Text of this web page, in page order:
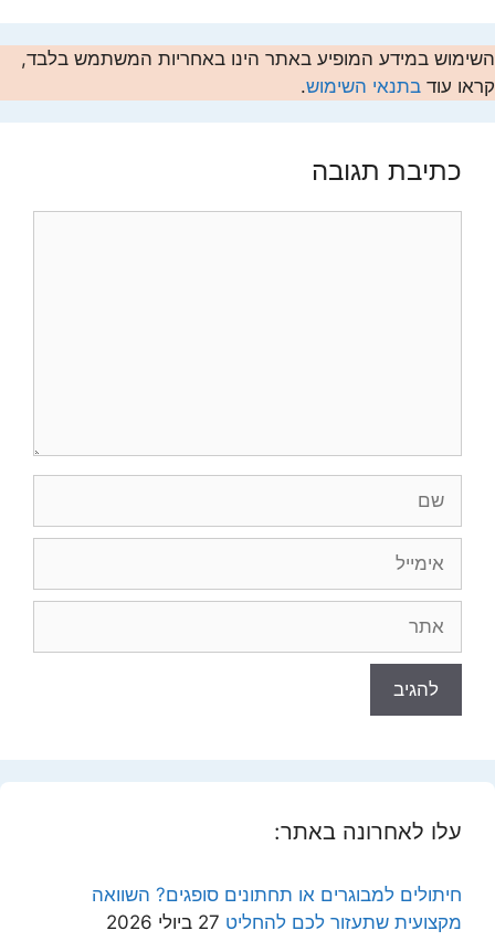
השימוש במידע המופיע באתר הינו באחריות המשתמש בלבד,
קראו עוד בתנאי השימוש.
כתיבת תגובה
עלו לאחרונה באתר:
חיתולים למבוגרים או תחתונים סופגים? השוואה
מקצועית שתעזור לכם להחליט 27 ביולי 2026